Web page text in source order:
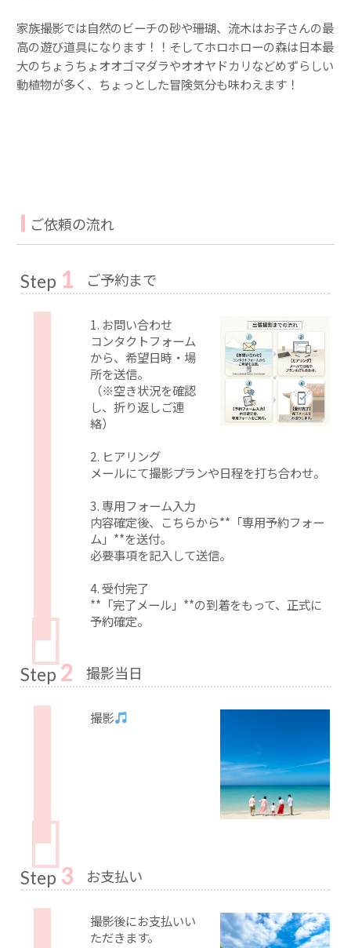
家族撮影では自然のビーチの砂や珊瑚、流木はお子さんの最
高の遊び道具になります！！そしてホロホローの森は日本最
大のちょうちょオオゴマダラやオオヤドカリなどめずらしい
動植物が多く、ちょっとした冒険気分も味わえます！
ご依頼の流れ
Step 1 ご予約まで
1. お問い合わせ
コンタクトフォーム
から、希望日時・場
所を送信。
（※空き状況を確認
し、折り返しご連
絡）
2. ヒアリング
メールにて撮影プランや日程を打ち合わせ。
3. 専用フォーム入力
内容確定後、こちらから**「専用予約フォー
ム」**を送付。
必要事項を記入して送信。
4. 受付完了
**「完了メール」**の到着をもって、正式に
予約確定。
Step 2 撮影当日
撮影
Step 3 お支払い
撮影後にお支払いい
ただきます。